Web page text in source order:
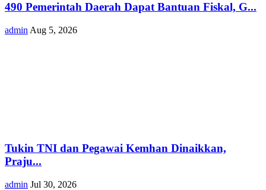
490 Pemerintah Daerah Dapat Bantuan Fiskal, G...
admin Aug 5, 2026
Tukin TNI dan Pegawai Kemhan Dinaikkan,
Praju...
admin Jul 30, 2026